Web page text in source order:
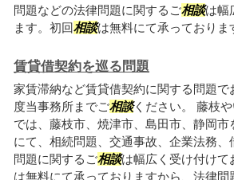
問題などの法律問題に関するご相談は幅
ます。初回相談は無料にて承っておりま
賃貸借契約を巡る問題
家賃滞納など賃貸借契約に関する問題で
度当事務所までご相談ください。 藤枝
では、藤枝市、焼津市、島田市、静岡市
にて、相続問題、交通事故、企業法務
問題に関するご相談は幅広く受け付けて
は無料にて承っておりますから、法律問